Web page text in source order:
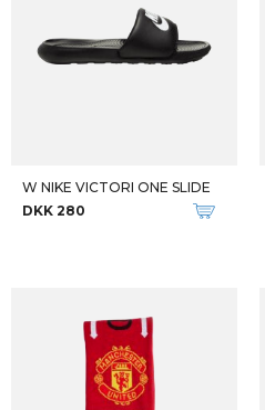
W NIKE VICTORI ONE SLIDE
DKK 280